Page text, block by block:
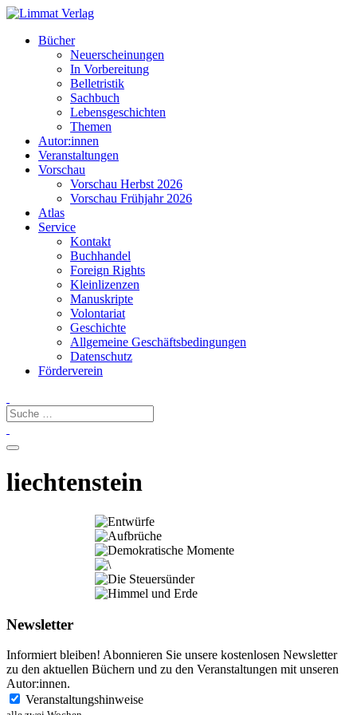
Bücher
Neuerscheinungen
In Vorbereitung
Belletristik
Sachbuch
Lebensgeschichten
Themen
Autor:innen
Veranstaltungen
Vorschau
Vorschau Herbst 2026
Vorschau Frühjahr 2026
Atlas
Service
Kontakt
Buchhandel
Foreign Rights
Kleinlizenzen
Manuskripte
Volontariat
Geschichte
Allgemeine Geschäftsbedingungen
Datenschutz
Förderverein
liechtenstein
Newsletter
Informiert bleiben! Abonnieren Sie unsere kostenlosen Newsletter
zu den aktuellen Büchern und zu den Veranstaltungen mit unseren
Autor:innen.
Veranstaltungshinweise